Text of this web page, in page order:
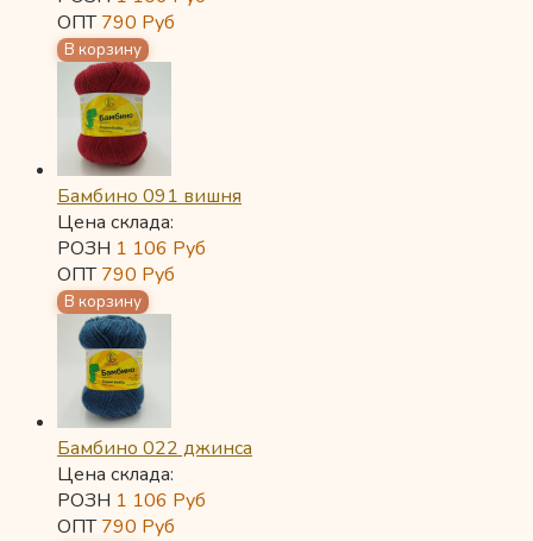
ОПТ790 Руб
Бамбино 091 вишня
Цена склада:
РОЗН 1 106 Руб
ОПТ790 Руб
Бамбино 022 джинса
Цена склада:
РОЗН 1 106 Руб
ОПТ790 Руб